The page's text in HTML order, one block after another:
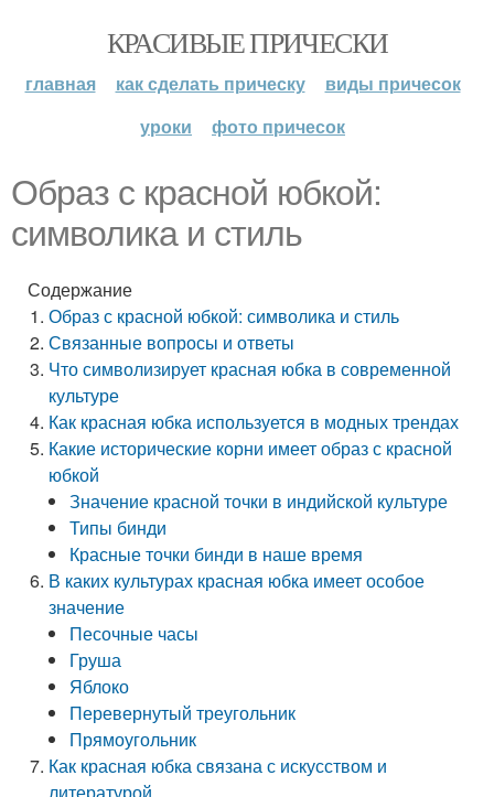
КРАСИВЫЕ ПРИЧЕСКИ
главная как сделать прическу
виды причесок
уроки
фото причесок
Образ с красной юбкой:
символика и стиль
Содержание
Образ с красной юбкой: символика и стиль
Связанные вопросы и ответы
Что символизирует красная юбка в современной
культуре
Как красная юбка используется в модных трендах
Какие исторические корни имеет образ с красной
юбкой
Значение красной точки в индийской культуре
Типы бинди
Красные точки бинди в наше время
В каких культурах красная юбка имеет особое
значение
Песочные часы
Груша
Яблоко
Перевернутый треугольник
Прямоугольник
Как красная юбка связана с искусством и